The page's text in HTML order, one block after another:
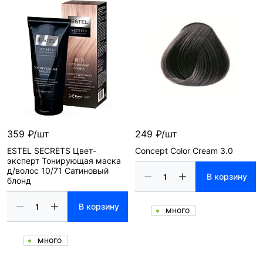
359 ₽/шт
ESTEL SECRETS Цвет-
эксперт Тонирующая маска
д/волос 10/71 Сатиновый
блонд
В корзину
много
249 ₽/шт
Concept Color Cream 3.0
В корзину
много